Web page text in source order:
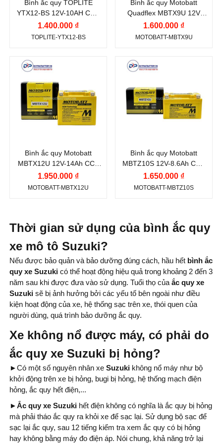
(A):
180 A
Công nghệ:AGM
Mat)
Kiểu cọc:Cọc bắt ốc
Bình ắc quy TOPLITE
YTX12-BS 12V-10AH CCA
180A
1.400.000 ₫
TOPLITE-YTX12-BS
Bình ắc quy Motobatt
Quadflex MBTX9U 12V
10.5Ah CCA 160A
1.600.000 ₫
MOTOBATT-MBTX9U
Thương hiệu ắc quy:
MOTOBATT
Điện thế (V):12 V
Dung lượng (Ah):14
(A):
210 A
Công nghệ:AGM
Kiểu cọc:Cọc bắt ốc
Nước sản xuất:
Indonesia
Bình ắc quy Motobatt
MBTX12U 12V-14Ah CCA
210A
1.950.000 ₫
MOTOBATT-MBTX12U
Thương hiệu ắc quy:
Điện thế (V):12 V
Dung lượng (Ah):8.6
(A):
190 A
Công nghệ:AGM
Nước sản xuất:
Bình ắc quy Motobatt
MBTZ10S 12V-8.6Ah CCA
165A
1.650.000 ₫
MOTOBATT-MBTZ10S
Thời gian sử dụng của bình ắc quy
xe mô tô Suzuki?
Nếu được bảo quản và bảo dưỡng đúng cách, hầu hết bình ắc
quy xe Suzuki có thể hoạt động hiệu quả trong khoảng 2 đến 3
năm sau khi được đưa vào sử dụng. Tuổi thọ của ắc quy xe
Suzuki sẽ bị ảnh hưởng bởi các yếu tố bên ngoài như điều
kiện hoạt động của xe, hệ thống sạc trên xe, thói quen của
người dùng, quá trình bảo dưỡng ắc quy.
Xe không nổ được máy, có phải do
ắc quy xe Suzuki bị hỏng?
►Có một số nguyên nhân xe Suzuki không nổ máy như bộ
khởi động trên xe bị hỏng, bugi bị hỏng, hệ thống mạch điện
hỏng, ắc quy hết điện,...
►Ắc quy xe Suzuki hết điện không có nghĩa là ắc quy bị hỏng
mà phải tháo ắc quy ra khỏi xe để sạc lại. Sử dụng bộ sạc để
sạc lại ắc quy, sau 12 tiếng kiểm tra xem ắc quy có bị hỏng
hay không bằng máy đo điện áp. Nói chung, khả năng trở lại